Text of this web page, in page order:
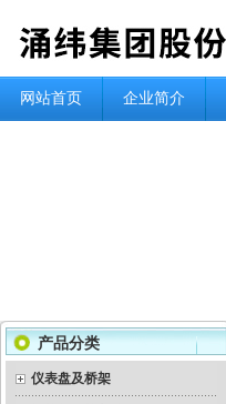
网站首页 企业简介
产品分类
仪表盘及桥架